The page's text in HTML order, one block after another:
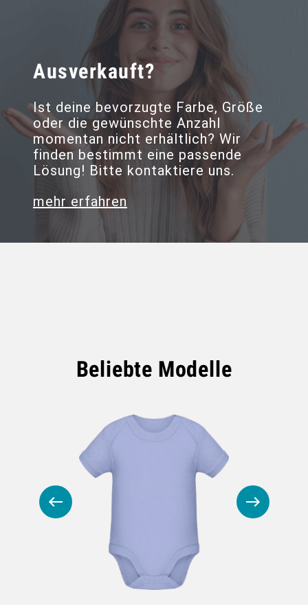
Ausverkauft?
Ist deine bevorzugte Farbe, Größe
oder die gewünschte Anzahl
momentan nicht erhältlich? Wir
finden bestimmt eine passende
Lösung! Bitte kontaktiere uns.
mehr erfahren
Beliebte Modelle